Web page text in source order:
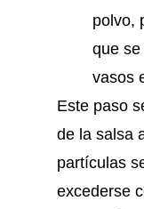
polvo,
que
vasos
Este paso
de la salsa
partículas
excederse